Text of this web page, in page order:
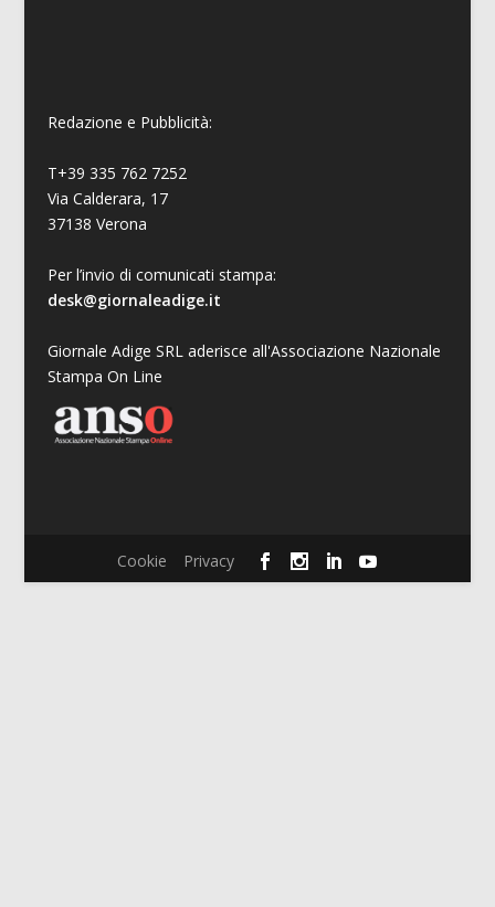
Redazione e Pubblicità:
T+39 335 762 7252
Via Calderara, 17
37138 Verona
Per l’invio di comunicati stampa:
desk@giornaleadige.it
Giornale Adige SRL aderisce all'Associazione Nazionale
Stampa On Line
Cookie Privacy